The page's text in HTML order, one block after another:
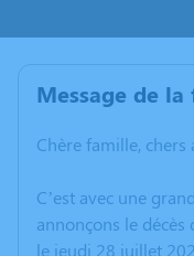
Message de
Chère famille, chers
C’est avec une
annonçons le décès
le jeudi 28 juillet